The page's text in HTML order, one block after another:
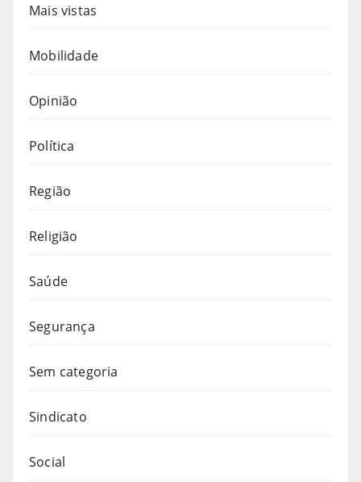
Mais vistas
Mobilidade
Opinião
Política
Região
Religião
Saúde
Segurança
Sem categoria
Sindicato
Social